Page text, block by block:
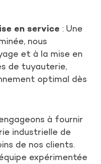
en service : Une
nous
et à la mise en
de tuyauterie,
optimal dès
à fournir
industrielle de
de nos clients.
expérimentée